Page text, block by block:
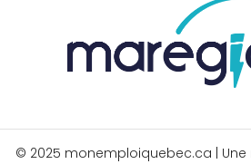
© 2025 monemploiquebec.ca |